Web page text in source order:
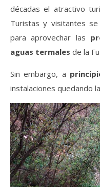
décadas el atractivo
Turistas y visitantes
para aprovechar las
aguas termales de la
Sin embargo, a
instalaciones quedando